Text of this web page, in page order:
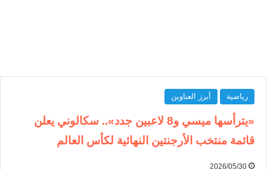
رياضية أبرز العناوين
«يترأسها ميسي و8 لاعبين جدد».. سكالوني يعلن
قائمة منتخب الأرجنتين النهائية لكأس العالم
2026/05/30